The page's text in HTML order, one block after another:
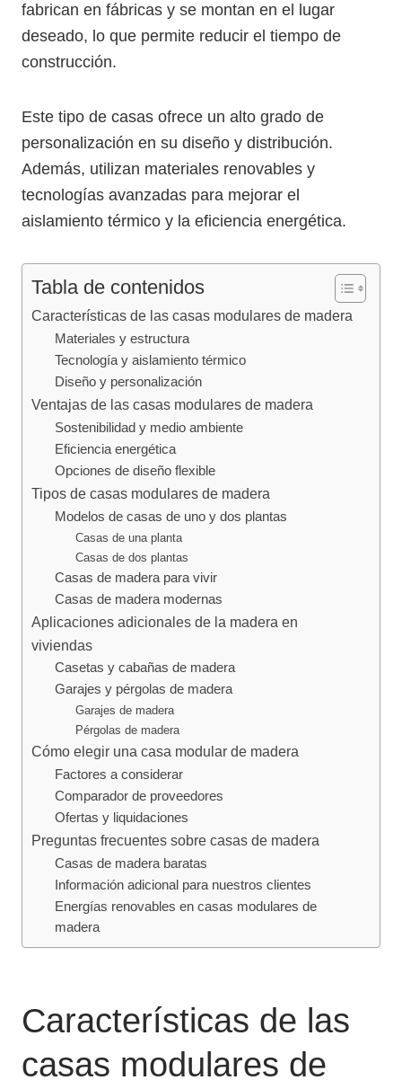
fabrican en fábricas y se montan en el lugar
deseado, lo que permite reducir el tiempo de
construcción.
Este tipo de casas ofrece un alto grado de
personalización en su diseño y distribución.
Además, utilizan materiales renovables y
tecnologías avanzadas para mejorar el
aislamiento térmico y la eficiencia energética.
Tabla de contenidos
Características de las casas modulares de madera
Materiales y estructura
Tecnología y aislamiento térmico
Diseño y personalización
Ventajas de las casas modulares de madera
Sostenibilidad y medio ambiente
Eficiencia energética
Opciones de diseño flexible
Tipos de casas modulares de madera
Modelos de casas de uno y dos plantas
Casas de una planta
Casas de dos plantas
Casas de madera para vivir
Casas de madera modernas
Aplicaciones adicionales de la madera en
viviendas
Casetas y cabañas de madera
Garajes y pérgolas de madera
Garajes de madera
Pérgolas de madera
Cómo elegir una casa modular de madera
Factores a considerar
Comparador de proveedores
Ofertas y liquidaciones
Preguntas frecuentes sobre casas de madera
Casas de madera baratas
Información adicional para nuestros clientes
Energías renovables en casas modulares de
madera
Características de las
casas modulares de